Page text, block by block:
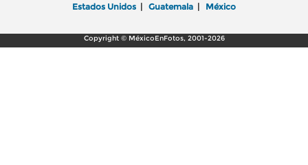
Estados Unidos | Guatemala | México
Copyright © MéxicoEnFotos, 2001-2026